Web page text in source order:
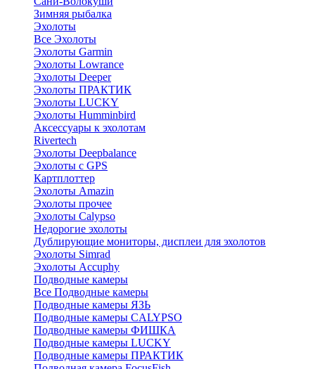
Зимняя рыбалка
Эхолоты
Все Эхолоты
Эхолоты Garmin
Эхолоты Lowrance
Эхолоты Deeper
Эхолоты ПРАКТИК
Эхолоты LUCKY
Эхолоты Humminbird
Аксессуары к эхолотам
Rivertech
Эхолоты Deepbalance
Эхолоты с GPS
Картплоттер
Эхолоты Amazin
Эхолоты прочее
Эхолоты Calypso
Недорогие эхолоты
Дублирующие мониторы, дисплеи для эхолотов
Эхолоты Simrad
Эхолоты Accuphy
Подводные камеры
Все Подводные камеры
Подводные камеры ЯЗЬ
Подводные камеры CALYPSO
Подводные камеры ФИШКА
Подводные камеры LUCKY
Подводные камеры ПРАКТИК